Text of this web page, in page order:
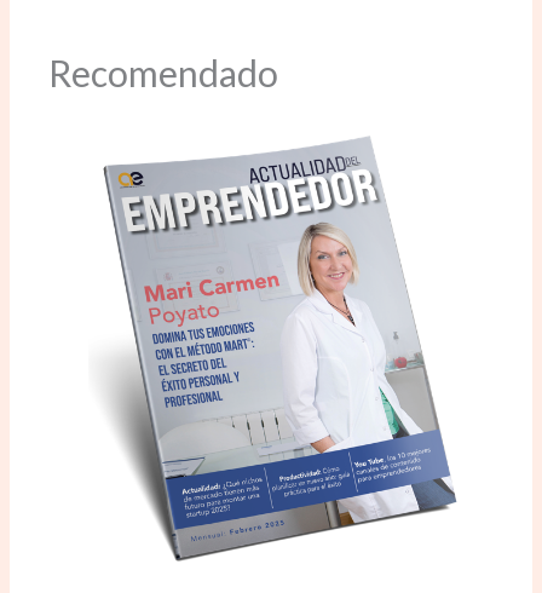
Recomendado